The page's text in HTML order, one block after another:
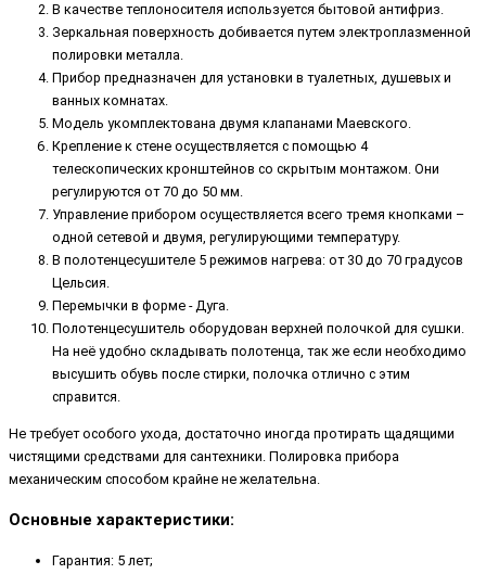
В качестве теплоносителя используется бытовой антифриз.
Зеркальная поверхность добивается путем электроплазменной
полировки металла.
Прибор предназначен для установки в туалетных, душевых и
ванных комнатах.
Модель укомплектована двумя клапанами Маевского.
Крепление к стене осуществляется с помощью 4
телескопических кронштейнов со скрытым монтажом. Они
регулируются от 70 до 50 мм.
Управление прибором осуществляется всего тремя кнопками –
одной сетевой и двумя, регулирующими температуру.
В полотенцесушителе 5 режимов нагрева: от 30 до 70 градусов
Цельсия.
Перемычки в форме - Дуга.
Полотенцесушитель оборудован верхней полочкой для сушки.
На неё удобно складывать полотенца, так же если необходимо
высушить обувь после стирки, полочка отлично с этим
справится.
Не требует особого ухода, достаточно иногда протирать щадящими
чистящими средствами для сантехники. Полировка прибора
механическим способом крайне не желательна.
Основные характеристики:
Гарантия: 5 лет;